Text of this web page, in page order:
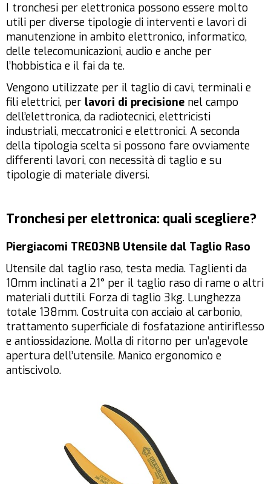
I tronchesi per elettronica possono essere molto
utili per diverse tipologie di interventi e lavori di
manutenzione in ambito elettronico, informatico,
delle telecomunicazioni, audio e anche per
l’hobbistica e il fai da te.
Vengono utilizzate per il taglio di cavi, terminali e
fili elettrici, per lavori di precisione nel campo
dell’elettronica, da radiotecnici, elettricisti
industriali, meccatronici e elettronici. A seconda
della tipologia scelta si possono fare ovviamente
differenti lavori, con necessità di taglio e su
tipologie di materiale diversi.
Tronchesi per elettronica: quali scegliere?
Piergiacomi TRE03NB Utensile dal Taglio Raso
Utensile dal taglio raso, testa media. Taglienti da
10mm inclinati a 21° per il taglio raso di rame o altri
materiali duttili. Forza di taglio 3kg. Lunghezza
totale 138mm. Costruita con acciaio al carbonio,
trattamento superficiale di fosfatazione antiriflesso
e antiossidazione. Molla di ritorno per un’agevole
apertura dell’utensile. Manico ergonomico e
antiscivolo.